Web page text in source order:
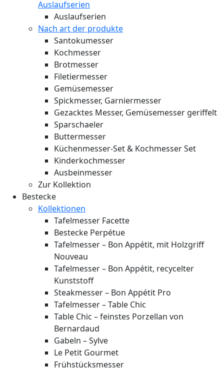
Auslaufserien
Auslaufserien
Nach art der produkte
Santokumesser
Kochmesser
Brotmesser
Filetiermesser
Gemüsemesser
Spickmesser, Garniermesser
Gezacktes Messer, Gemüsemesser geriffelt
Sparschaeler
Buttermesser
Küchenmesser-Set & Kochmesser Set
Kinderkochmesser
Ausbeinmesser
Zur Kollektion
Bestecke
Kollektionen
Tafelmesser Facette
Bestecke Perpétue
Tafelmesser – Bon Appétit, mit Holzgriff
Nouveau
Tafelmesser – Bon Appétit, recycelter
Kunststoff
Steakmesser – Bon Appétit Pro
Tafelmesser – Table Chic
Table Chic – feinstes Porzellan von
Bernardaud
Gabeln – Sylve
Le Petit Gourmet
Frühstücksmesser